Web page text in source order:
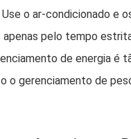
o ar-condicionado e
apenas pelo tempo
de energia é
o gerenciamento de